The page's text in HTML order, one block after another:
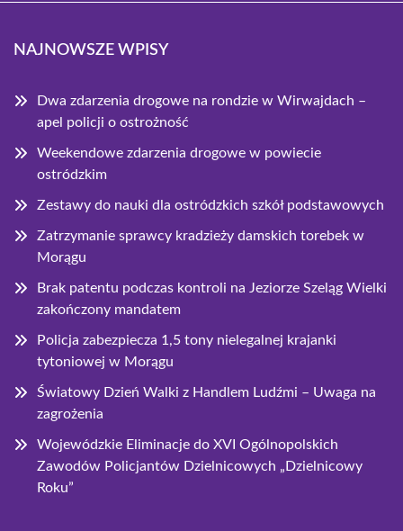
NAJNOWSZE WPISY
Dwa zdarzenia drogowe na rondzie w Wirwajdach –
apel policji o ostrożność
Weekendowe zdarzenia drogowe w powiecie
ostródzkim
Zestawy do nauki dla ostródzkich szkół podstawowych
Zatrzymanie sprawcy kradzieży damskich torebek w
Morągu
Brak patentu podczas kontroli na Jeziorze Szeląg Wielki
zakończony mandatem
Policja zabezpiecza 1,5 tony nielegalnej krajanki
tytoniowej w Morągu
Światowy Dzień Walki z Handlem Ludźmi – Uwaga na
zagrożenia
Wojewódzkie Eliminacje do XVI Ogólnopolskich
Zawodów Policjantów Dzielnicowych „Dzielnicowy
Roku”